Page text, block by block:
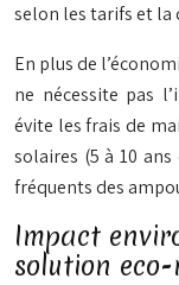
selon les tarifs et
En plus de
ne nécessite pas
évite les frais de
solaires (5 à 10
fréquents des
Impact
solution